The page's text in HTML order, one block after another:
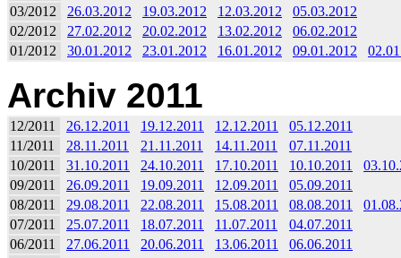
03/2012
26.03.2012 19.03.2012 12.03.2012
05.03.2012
02/2012
27.02.2012 20.02.2012 13.02.2012
06.02.2012
01/2012
30.01.2012 23.01.2012 16.01.2012 09.01.2012
Archiv 2011
12/2011 26.12.2011 19.12.2011 12.12.2011
05.12.2011
11/2011
28.11.2011 21.11.2011 14.11.2011
07.11.2011
10/2011
31.10.2011 24.10.2011 17.10.2011 10.10.2011
09/2011
26.09.2011 19.09.2011 12.09.2011
05.09.2011
08/2011
29.08.2011 22.08.2011 15.08.2011 08.08.2011
07/2011
25.07.2011 18.07.2011 11.07.2011
04.07.2011
06/2011
27.06.2011 20.06.2011 13.06.2011
06.06.2011